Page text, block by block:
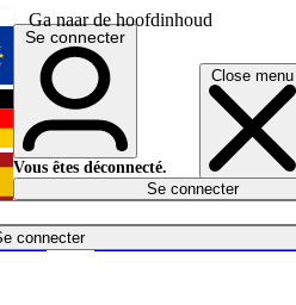
Ga naar de hoofdinhoud
Close menu
connecter
English
Deutsch
Español
Se connecter
Vous êtes déconnecté.
Se connecter